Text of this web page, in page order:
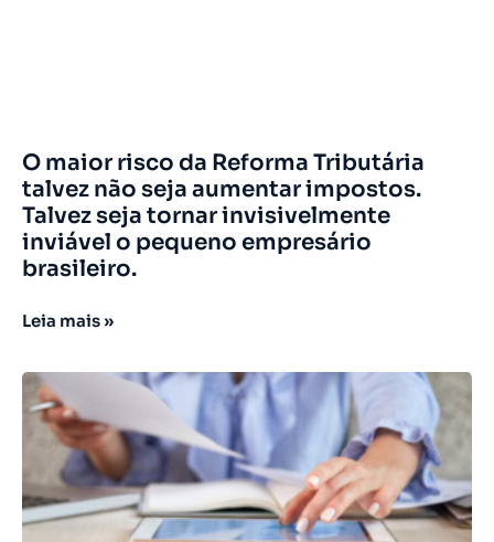
O maior risco da Reforma Tributária
talvez não seja aumentar impostos.
Talvez seja tornar invisivelmente
inviável o pequeno empresário
brasileiro.
Leia mais »